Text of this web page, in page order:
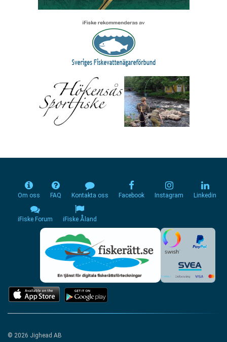
Om oss FAQ Kontakta oss Facebook Instagram Linkedin
iFiske Forum iFiske Åland
© 2026 Jighead AB